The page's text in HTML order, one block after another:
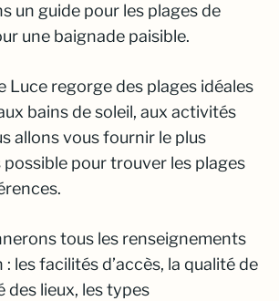
un guide pour les plages de
une baignade paisible.
Luce regorge des plages idéales
bains de soleil, aux activités
allons vous fournir le plus
pour trouver les plages
tous les renseignements
les facilités d’accès, la qualité de
des lieux, les types